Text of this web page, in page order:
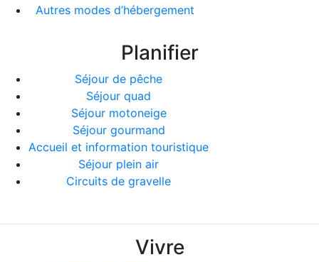
Autres modes d’hébergement
Planifier
Séjour de pêche
Séjour quad
Séjour motoneige
Séjour gourmand
Accueil et information touristique
Séjour plein air
Circuits de gravelle
Vivre